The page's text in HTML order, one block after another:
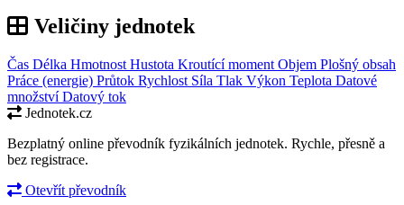
Veličiny jednotek
Čas Délka Hmotnost Hustota Kroutící moment Objem Plošný obsah
Práce (energie) Průtok Rychlost Síla Tlak Výkon Teplota Datové
množstvíDatový tok
Jednotek.cz
Bezplatný online převodník fyzikálních jednotek. Rychle, přesně a
bez registrace.
Otevřít převodník